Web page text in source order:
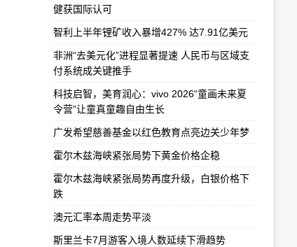
健获国际认可
智利上半年锂矿收入暴增427% 达7.91亿美元
非洲“去美元化”进程显著提速 人民币与区域支
付系统成关键推手
科技启智，美育润心：vivo 2026“童画未来夏
令营”让童真童趣自由生长
广发希望慈善基金以红色教育点亮边关少年梦
霍尔木兹海峡紧张局势下黄金价格企稳
霍尔木兹海峡紧张局势再度升级，白银价格下
跌
澳元汇率本周走势平淡
斯里兰卡7月游客入境人数延续下滑趋势